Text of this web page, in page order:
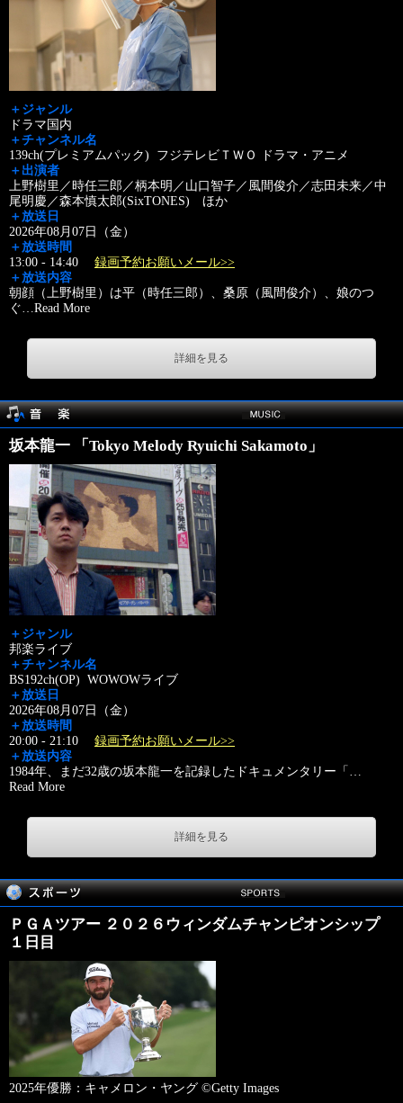
＋ジャンル
ドラマ国内
＋チャンネル名
139ch(プレミアムパック) フジテレビＴＷＯ ドラマ・アニメ
＋出演者
上野樹里／時任三郎／柄本明／山口智子／風間俊介／志田未来／中
尾明慶／森本慎太郎(SixTONES) ほか
＋放送日
2026年08月07日（金）
＋放送時間
13:00 - 14:40 録画予約お願いメール>>
＋放送内容
朝顔（上野樹里）は平（時任三郎）、桑原（風間俊介）、娘のつ
ぐ…Read More
詳細を見る
坂本龍一 「Tokyo Melody Ryuichi Sakamoto」
＋ジャンル
邦楽ライブ
＋チャンネル名
BS192ch(OP) WOWOWライブ
＋放送日
2026年08月07日（金）
＋放送時間
20:00 - 21:10 録画予約お願いメール>>
＋放送内容
1984年、まだ32歳の坂本龍一を記録したドキュメンタリー「 …
Read More
詳細を見る
ＰＧＡツアー ２０２６ウィンダムチャンピオンシップ
１日目
2025年優勝：キャメロン・ヤング ©Getty Images